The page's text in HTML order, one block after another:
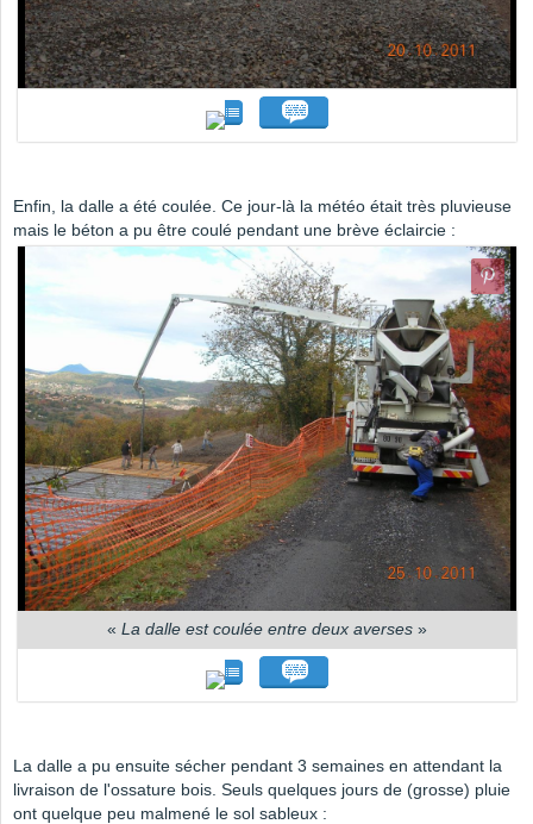
Enfin, la dalle a été coulée. Ce jour-là la météo était très pluvieuse
mais le béton a pu être coulé pendant une brève éclaircie :
« La dalle est coulée entre deux averses »
La dalle a pu ensuite sécher pendant 3 semaines en attendant la
livraison de l'ossature bois. Seuls quelques jours de (grosse) pluie
ont quelque peu malmené le sol sableux :